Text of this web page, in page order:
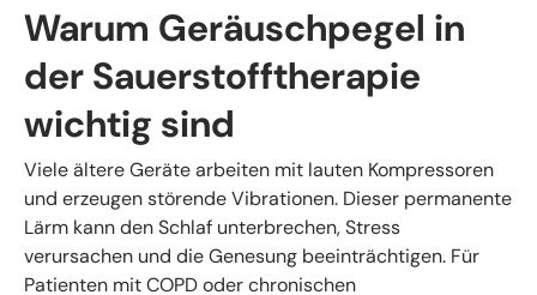
Warum Geräuschpegel in
der Sauerstofftherapie
wichtig sind
Viele ältere Geräte arbeiten mit lauten Kompressoren
und erzeugen störende Vibrationen. Dieser permanente
Lärm kann den Schlaf unterbrechen, Stress
verursachen und die Genesung beeinträchtigen. Für
Patienten mit COPD oder chronischen